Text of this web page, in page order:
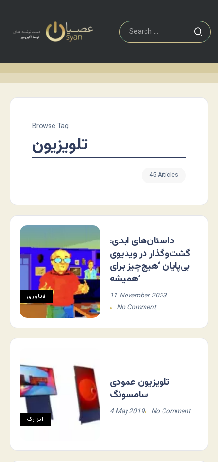
Browse Tag
تلویزیون
45 Articles
فناوری
داستان‌های ابدی:
گشت‌وگذار در ویدیوی
بی‌پایان ‘هیچ‌چیز برای
همیشه’
11 November 2023
No Comment
ابزارک
تلویزیون عمودی
سامسونگ
4 May 2019 No Comment